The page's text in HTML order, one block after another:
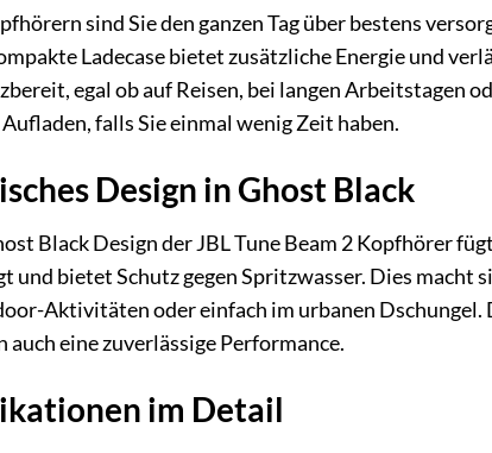
sind Sie den ganzen Tag über bestens
Ladecase bietet zusätzliche Energie und
egal ob auf Reisen, bei langen Arbeitstagen
falls Sie einmal wenig Zeit haben.
Design in Ghost Black
Black Design der JBL Tune Beam 2 Kopfhörer
und bietet Schutz gegen Spritzwasser. Dies macht
Aktivitäten oder einfach im urbanen
eine zuverlässige Performance.
im Detail